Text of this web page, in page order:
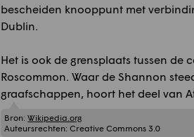
bescheiden knooppunt met
Dublin.
Het is ook de grensplaats tussen de
Roscommon. Waar de Shannon
graafschappen, hoort het deel van
Bron: Wikipedia.org
Auteursrechten: Creative Commons 3.0